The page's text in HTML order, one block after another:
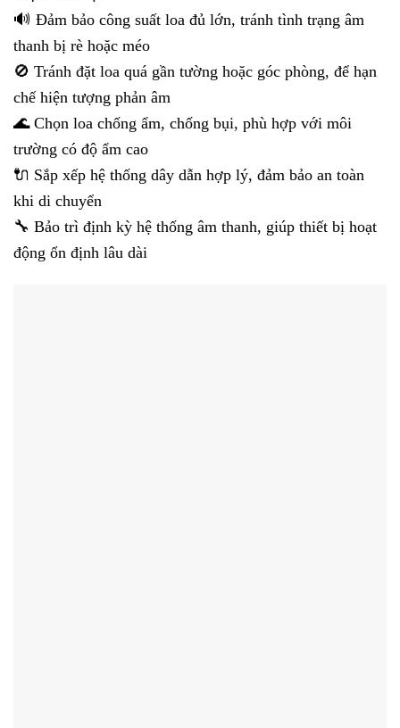
🔊 Đảm bảo công suất loa đủ lớn, tránh tình trạng âm
thanh bị rè hoặc méo
🚫 Tránh đặt loa quá gần tường hoặc góc phòng, để hạn
chế hiện tượng phản âm
🌊 Chọn loa chống ẩm, chống bụi, phù hợp với môi
trường có độ ẩm cao
🔌 Sắp xếp hệ thống dây dẫn hợp lý, đảm bảo an toàn
khi di chuyển
🔧 Bảo trì định kỳ hệ thống âm thanh, giúp thiết bị hoạt
động ổn định lâu dài